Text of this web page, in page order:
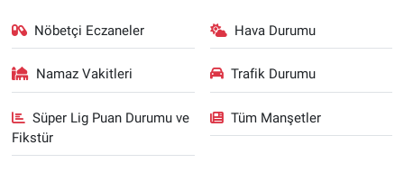
Nöbetçi Eczaneler Hava Durumu
Namaz Vakitleri Trafik Durumu
Süper Lig Puan Durumu ve
Fikstür
Tüm Manşetler